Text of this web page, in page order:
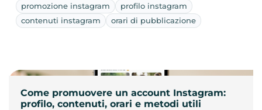
promozione instagram
profilo instagram
contenuti instagram
orari di pubblicazione
Come promuovere un account Instagram:
profilo, contenuti, orari e metodi utili